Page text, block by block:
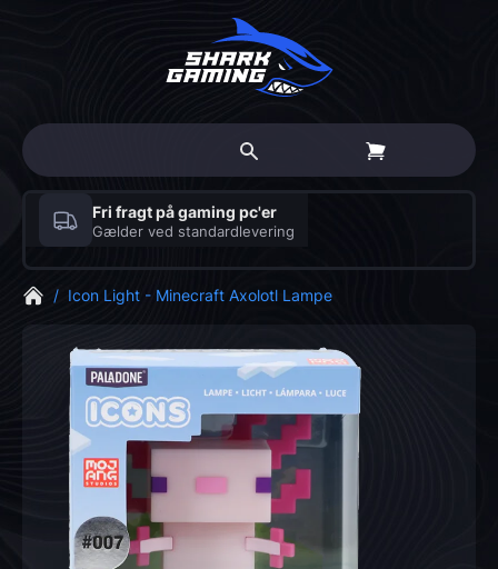
Fri fragt på gaming pc'er
Gælder ved standardlevering
/ Icon Light - Minecraft Axolotl Lampe